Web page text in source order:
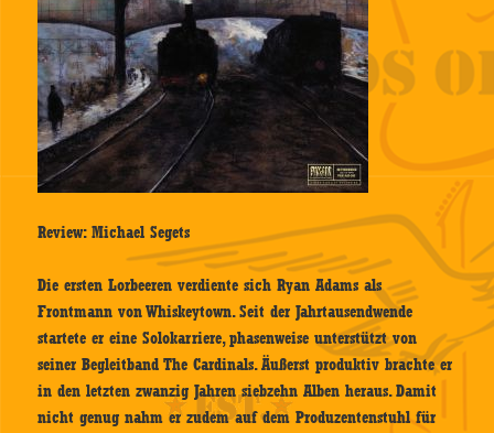
Review: Michael Segets
Die ersten Lorbeeren verdiente sich Ryan Adams als
Frontmann von Whiskeytown. Seit der Jahrtausendwende
startete er eine Solokarriere, phasenweise unterstützt von
seiner Begleitband The Cardinals. Äußerst produktiv brachte er
in den letzten zwanzig Jahren siebzehn Alben heraus. Damit
nicht genug nahm er zudem auf dem Produzentenstuhl für